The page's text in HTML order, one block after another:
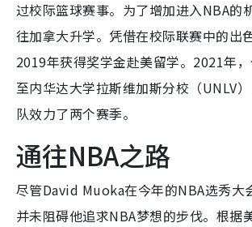
过校际篮球赛事。为了增加进入NBA的
往加拿大升学。凭借在校际联赛中的出
2019年获得奖学金赴美留学。2021年
至内华达大学拉斯维加斯分校（UNLV
队效力了两个赛季。
通往NBA之路
尽管David Muoka在今年的NBA选秀大
并未阻碍他追求NBA梦想的步伐。根据